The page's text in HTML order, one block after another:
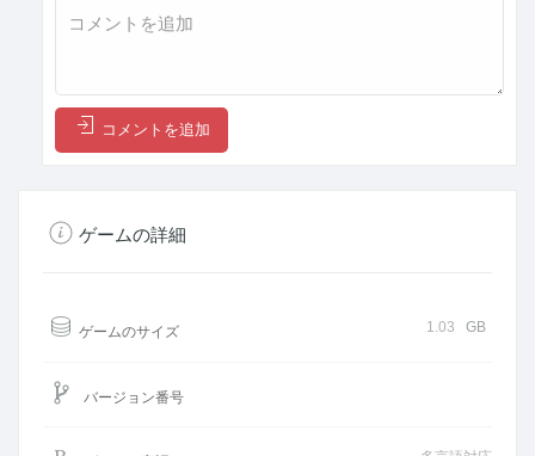
コメントを追加
ゲームの詳細
ゲームのサイズ 1.03 GB
バージョン番号